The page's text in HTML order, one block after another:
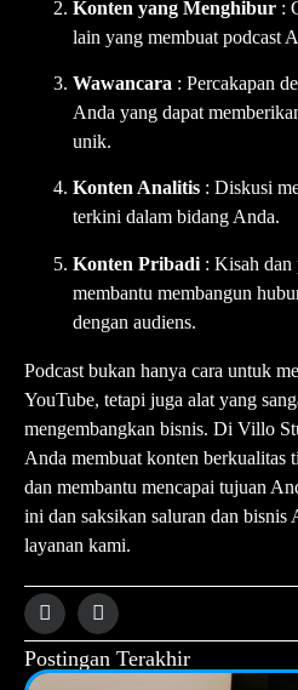
Konten yang Menghibur :
lain yang membuat podcast
Wawancara : Percakapan
Anda yang dapat
unik.
Konten Analitis : Diskusi
terkini dalam bidang Anda.
Konten Pribadi : Kisah dan
membantu membangun
dengan audiens.
Podcast bukan hanya cara untuk
YouTube, tetapi juga alat yang
mengembangkan bisnis. Di Villo
Anda membuat konten berkualitas
dan membantu mencapai tujuan
ini dan saksikan saluran dan
layanan kami.
Postingan Terakhir